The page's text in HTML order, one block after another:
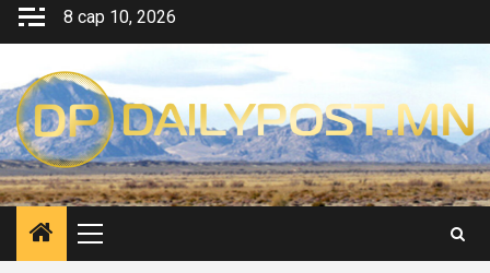
Skip
8 сар 10, 2026
Primary
Menu